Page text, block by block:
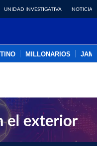
UNIDAD INVESTIGATIVA NOTICIAS
MILLONARIOS